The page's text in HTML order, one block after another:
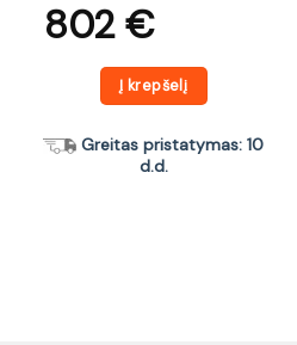
802€
Į krepšelį
Greitas pristatymas: 10
d.d.